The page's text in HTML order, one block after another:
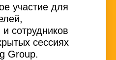
участие для
сотрудников
сессиях
Group.